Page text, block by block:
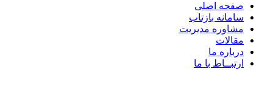
صفحه اصلی
سامانه بازتاب
مشاوره مدیریت
مقالات
درباره ما
ارتبــاط با ما